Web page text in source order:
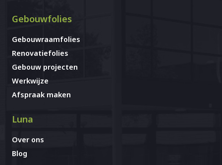
Gebouwfolies
Gebouwraamfolies
Renovatiefolies
Gebouw projecten
Werkwijze
Afspraak maken
Luna
Over ons
Blog